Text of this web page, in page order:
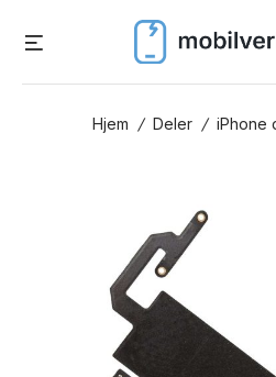
Hjem / Deler / iPhone